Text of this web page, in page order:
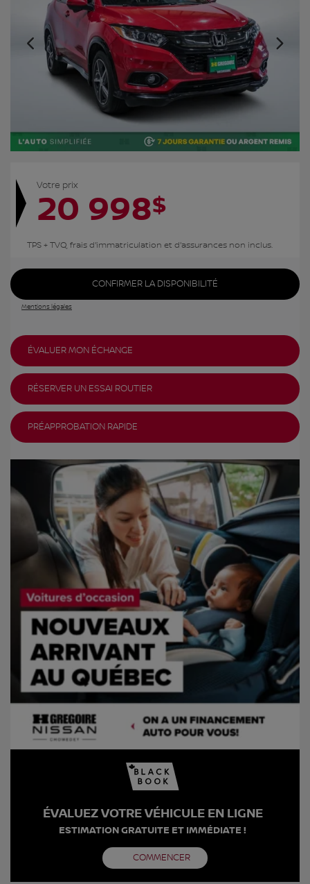
Votre prix
20 998$
TPS + TVQ, frais d'immatriculation et d'assurances non inclus.
CONFIRMER LA DISPONIBILITÉ
Mentions légales
ÉVALUER MON ÉCHANGE
RÉSERVER UN ESSAI ROUTIER
PRÉAPPROBATION RAPIDE
ÉVALUEZ VOTRE VÉHICULE EN LIGNE
ESTIMATION GRATUITE ET IMMÉDIATE !
COMMENCER